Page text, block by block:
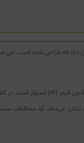
دغدغه طراحی شده است. این
می‌دهد که محافظت